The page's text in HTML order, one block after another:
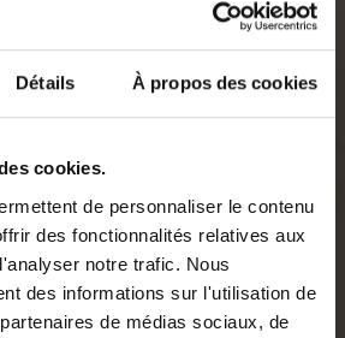
Détails À propos des cookies
cookies.
de personnaliser le contenu
des fonctionnalités relatives aux
notre trafic. Nous
des informations sur l'utilisation de
de médias sociaux, de